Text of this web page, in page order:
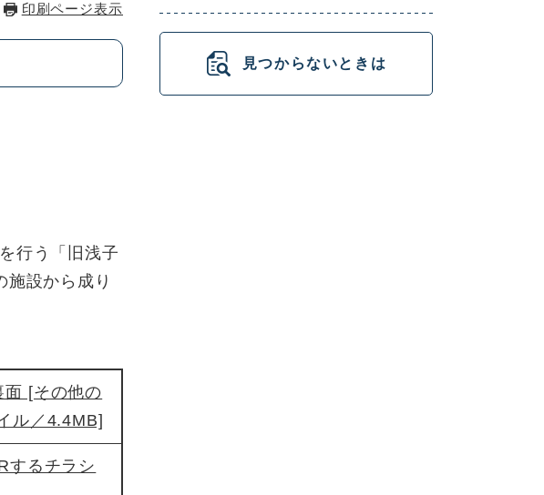
印刷ページ表示
行う「旧浅子
設から成り
面 [その他の
ル／4.4MB]
するチラシ
見つからないときは